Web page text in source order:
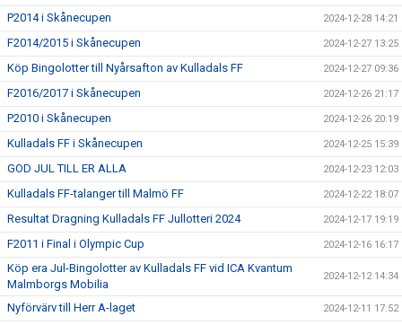
P2014 i Skånecupen 2024-12-28 14:21
F2014/2015 i Skånecupen 2024-12-27 13:25
Köp Bingolotter till Nyårsafton av Kulladals FF 2024-12-27 09:36
F2016/2017 i Skånecupen 2024-12-26 21:17
P2010 i Skånecupen 2024-12-26 20:19
Kulladals FF i Skånecupen 2024-12-25 15:39
GOD JUL TILL ER ALLA 2024-12-23 12:03
Kulladals FF-talanger till Malmö FF 2024-12-22 18:07
Resultat Dragning Kulladals FF Jullotteri 2024 2024-12-17 19:19
F2011 i Final i Olympic Cup 2024-12-16 16:17
Köp era Jul-Bingolotter av Kulladals FF vid ICA Kvantum
Malmborgs Mobilia
2024-12-12 14:34
Nyförvärv till Herr A-laget 2024-12-11 17:52